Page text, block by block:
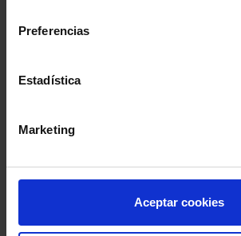
Preferencias
Estadística
Marketing
Aceptar cookies